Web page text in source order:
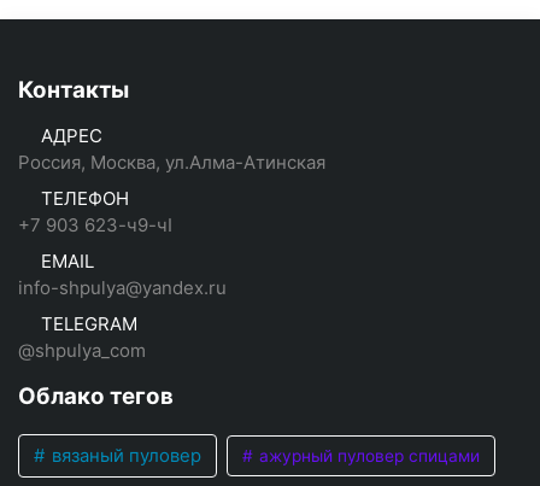
Контакты
АДРЕС
Россия, Москва, ул.Алма-Атинская
ТЕЛЕФОН
+7 903 623-ч9-чI
EMAIL
info-shpulya@yandex.ru
TELEGRAM
@shpulya_com
Облако тегов
вязаный пуловер ажурный пуловер спицами